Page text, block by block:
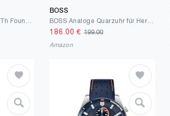
BOSS
BOSS Analoge Quarzuhr für Herren der Principle Kollektion mit Leder- oder Edelstahlarmband, erhältlich in Schwarz, Braun, Grau, Grün und Blau
186.00 € 199.00
Amazon